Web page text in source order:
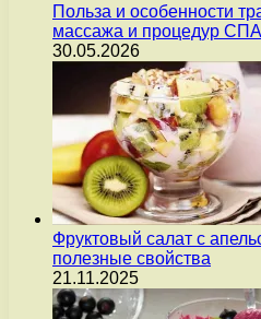
Польза и особенности
массажа и процедур СПА
30.05.2026
Фруктовый салат с
полезные свойства
21.11.2025